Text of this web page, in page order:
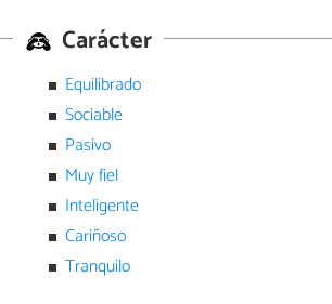
Carácter
Equilibrado
Sociable
Pasivo
Muy fiel
Inteligente
Cariñoso
Tranquilo